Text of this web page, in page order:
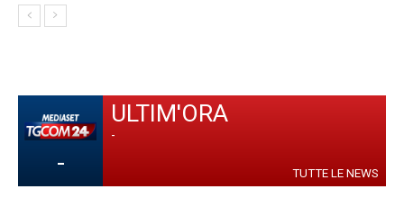
-
ULTIM'ORA
-
TUTTE LE NEWS